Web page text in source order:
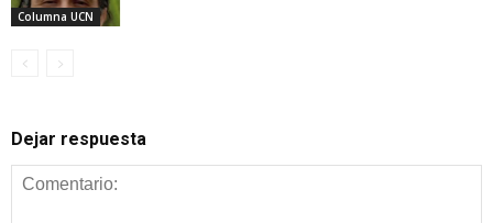
Columna UCN
Dejar respuesta